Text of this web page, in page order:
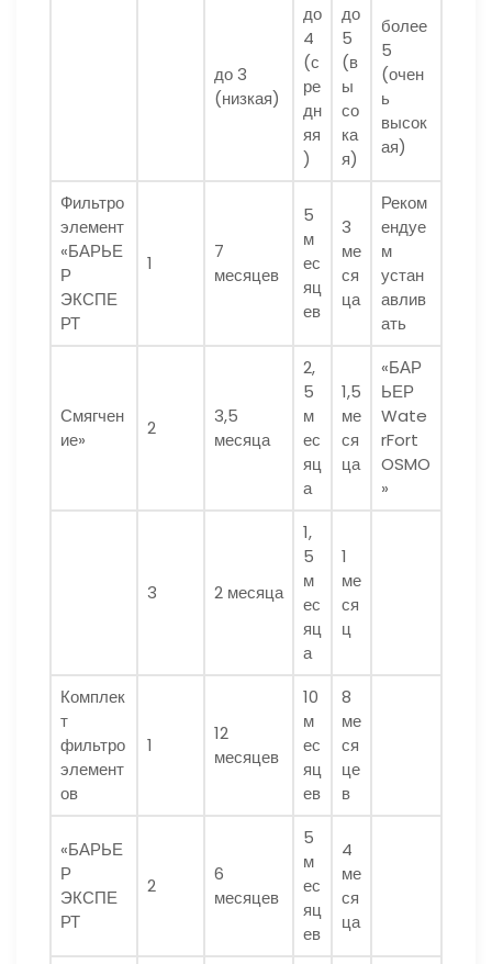
до 3
(низкая)
до
4
(с
ре
дн
яя
)
до
5
(в
ы
со
ка
я)
более
5
(очен
ь
высок
ая)
Фильтро
элемент
«БАРЬЕ
Р
ЭКСПЕ
РТ
1
7
месяцев
5
м
ес
яц
ев
3
ме
ся
ца
Реком
ендуе
м
устан
авлив
ать
Смягчен
ие»
2
3,5
месяца
2,
5
м
ес
яц
а
1,5
ме
ся
ца
«БАР
ЬЕР
Wate
rFort
OSMO
»
3 2 месяца
1,
5
м
ес
яц
а
1
ме
ся
ц
Комплек
т
фильтро
элемент
ов
1
12
месяцев
10
м
ес
яц
ев
8
ме
ся
це
в
«БАРЬЕ
Р
ЭКСПЕ
РТ
2
6
месяцев
5
м
ес
яц
ев
4
ме
ся
ца